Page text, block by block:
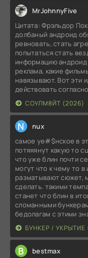
MrJohnnyFive
Цитата: Фрэльдор
долбаный андроид
ревновать, стать
попытаться стать
информацию андроид
реклама, какие
навязывают. Вот эти
действовать
СОУЛМ8ЙТ (2026)
N nux
самое уе#$нское в
потяяянут какую то
что уже блин почти
могут что к чему то
разматывают сюжет,
сделать. такими
станет что блин в
сломанными
бедолагам с этими
БУНКЕР / УКРЫТИЕ
B bestmax